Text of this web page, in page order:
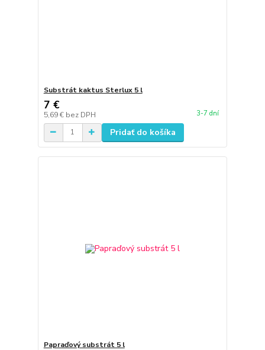
Substrát kaktus Sterlux 5 l
7 €
5,69 € bez DPH 3-7 dní
Pridať do košíka
Papraďový substrát 5 l